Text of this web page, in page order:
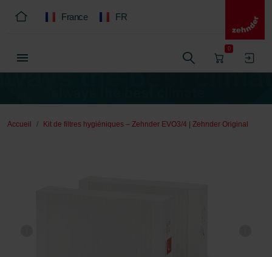
France FR
0
Accueil Kit de filtres hygiéniques – Zehnder EVO3/4 | Zehnder Original